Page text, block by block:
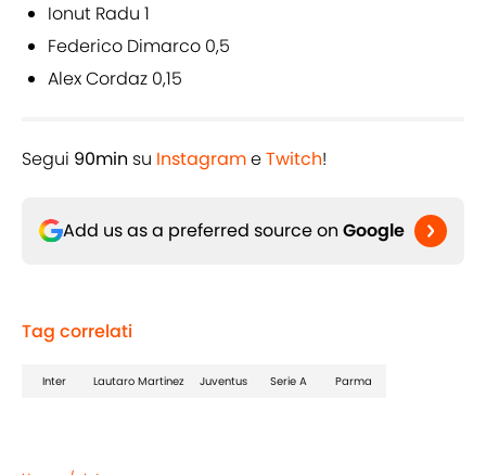
Ionut Radu 1
Federico Dimarco 0,5
Alex Cordaz 0,15
Segui 90min su InstagrameTwitch!
Add us as a preferred source on Google
Tag correlati
Inter Lautaro Martinez Juventus Serie A Parma